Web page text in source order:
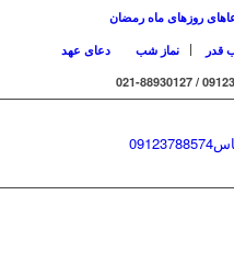
روزهای ماه رمضان
قدر نماز شب
دعای عهد